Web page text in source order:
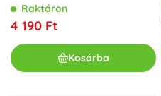
Raktáron
4 190 Ft
Kosárba